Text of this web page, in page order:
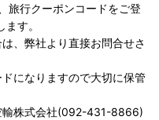
旅行クーポンコードをご登
す。
、弊社より直接お問合せさ
になりますので大切に保管
輸株式会社(092-431-8866)